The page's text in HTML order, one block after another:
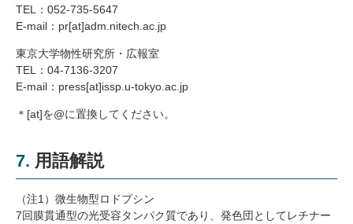
TEL：052-735-5647
E-mail：pr[at]adm.nitech.ac.jp
東京大学物性研究所・広報室
TEL：04-7136-3207
E-mail：press[at]issp.u-tokyo.ac.jp
＊[at]を@に置換してください。
7. 用語解説
（注1）微生物型ロドプシン
7回膜貫通型の光受容タンパク質であり、発色団としてレチナー